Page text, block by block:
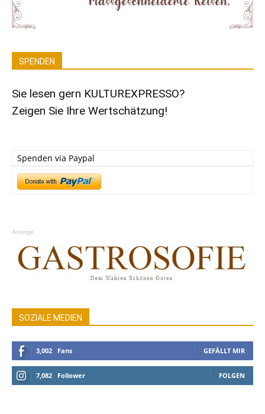
SPENDEN
Sie lesen gern KULTUREXPRESSO?
Zeigen Sie Ihre Wertschätzung!
Spenden via Paypal
Anzeige
SOZIALE MEDIEN
3,002 Fans GEFÄLLT MIR
7,082 Follower FOLGEN